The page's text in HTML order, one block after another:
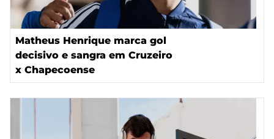
Matheus Henrique marca gol
decisivo e sangra em Cruzeiro
x Chapecoense